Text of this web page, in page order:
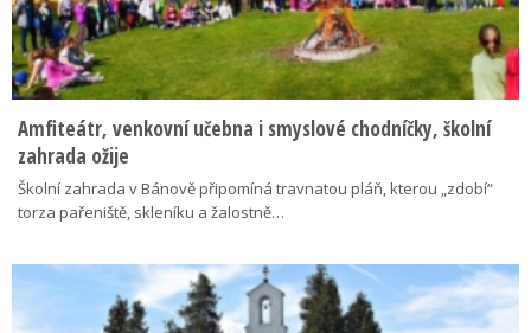
Amfiteátr, venkovní učebna i smyslové chodníčky, školní
zahrada ožije
Školní zahrada v Bánově připomíná travnatou pláň, kterou „zdobí“
torza pařeniště, skleníku a žalostně…